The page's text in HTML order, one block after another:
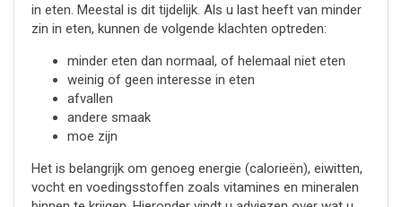
in eten. Meestal is dit tijdelijk. Als u last heeft van minder
zin in eten, kunnen de volgende klachten optreden:
minder eten dan normaal, of helemaal niet eten
weinig of geen interesse in eten
afvallen
andere smaak
moe zijn
Het is belangrijk om genoeg energie (calorieën), eiwitten,
vocht en voedingsstoffen zoals vitamines en mineralen